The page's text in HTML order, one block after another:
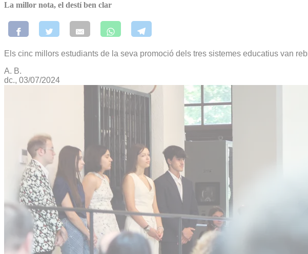
La millor nota, el destí ben clar
Els cinc millors estudiants de la seva promoció dels tres sistemes educatius van
A. B.
dc., 03/07/2024